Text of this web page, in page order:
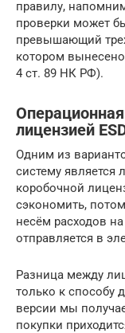
правилу,
проверки может
превышающий
котором
4 ст. 89 НК РФ).
лицензией
Одним из
систему является
коробочной
сэкономить,
несём расходов на
отправляется в
Разница между
только к способу
версии мы
покупки